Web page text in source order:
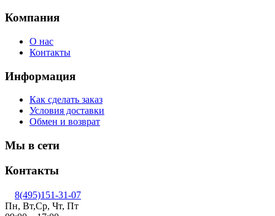
Компания
О нас
Контакты
Информация
Как сделать заказ
Условия доставки
Обмен и возврат
Мы в сети
Контакты
8(495)151-31-07
Пн, Вт,Ср, Чт, Пт